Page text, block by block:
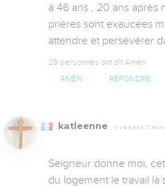
à 46 ans , 20 ans après
prières sont exaucées
attendre et persévérer
29 personnes ont dit Amen
AMEN RÉPONDRE
katleenne Il y a 5 ans, 7 mois
Seigneur donne moi,
du logement le travail la